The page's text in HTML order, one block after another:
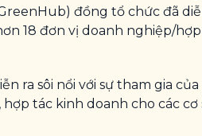
đồng tổ chức đã
18 đơn vị doanh nghiệp/hợp
sôi nổi với sự tham gia của
tác kinh doanh cho các cơ